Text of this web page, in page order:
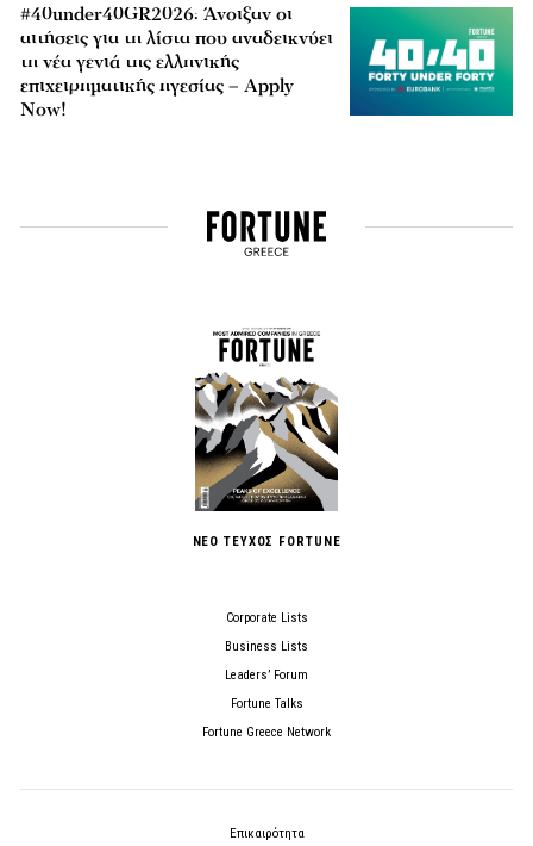
#40under40GR2026: Άνοιξαν οι
αιτήσεις για τη λίστα που αναδεικνύει
τη νέα γενιά της ελληνικής
επιχειρηματικής ηγεσίας – Apply
Now!
ΝΕΟ ΤΕΥΧΟΣ FORTUNE
Corporate Lists
Business Lists
Leaders’ Forum
Fortune Talks
Fortune Greece Network
Επικαιρότητα